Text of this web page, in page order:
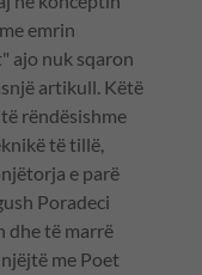
emrin
ajo nuk sqaron
artikull. Këtë
rëndësishme
të tillë,
e parë
Poradeci
dhe të marrë
me Poet